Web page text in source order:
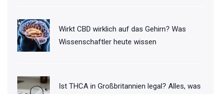
Wirkt CBD wirklich auf das Gehirn? Was
Wissenschaftler heute wissen
Ist THCA in Großbritannien legal? Alles, was